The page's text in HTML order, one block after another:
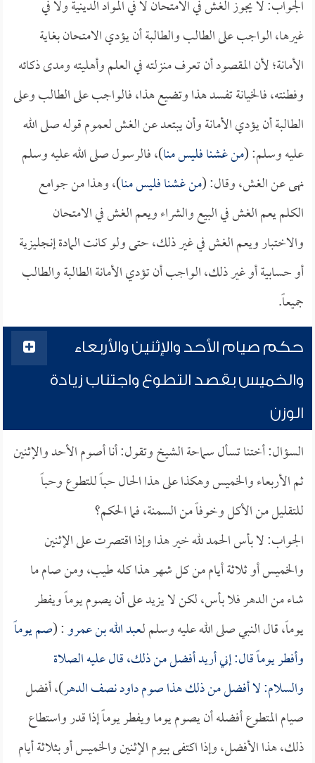
الجواب: لا يجوز الغش في الامتحان لا في المواد الدينية ولا في
غيرها، الواجب على الطالب والطالبة أن يؤدي الامتحان بغاية
الأمانة؛ لأن المقصود أن تعرف منزلته في العلم وأهليته ومدى ذكائه
وفطنته، فالخيانة تفسد هذا وتضيع هذا، فالواجب على الطالب وعلى
الطالبة أن يؤدي الأمانة وأن يبتعد عن الغش لعموم قوله صلى الله
عليه وسلم: (من غشنا فليس منا)، فالرسول صلى الله عليه وسلم
نهى عن الغش، وقال: (من غشنا فليس منا)، وهذا من جوامع
الكلم يعم الغش في البيع والشراء ويعم الغش في الامتحان
والاختبار ويعم الغش في غير ذلك، حتى ولو كانت المادة إنجليزية
أو حسابية أو غير ذلك، الواجب أن تؤدي الأمانة الطالبة والطالب
جميعاً.
حكم صيام الأحد والإثنين والأربعاء
والخميس بقصد التطوع واجتناب زيادة
الوزن
السؤال: أختنا تسأل سماحة الشيخ وتقول: أنا أصوم الأحد والإثنين
ثم الأربعاء والخميس وهكذا على هذا الحال حباً للتطوع وحباً
للتقليل من الأكل وخوفاً من السمنة، فما الحكم؟
الجواب: لا بأس الحمد لله خير هذا وإذا اقتصرت على الإثنين
والخميس أو ثلاثة أيام من كل شهر هذا كله طيب، ومن صام ما
شاء من الدهر فلا بأس، لكن لا يزيد على أن يصوم يوماً ويفطر
يوماً، قال النبي صلى الله عليه وسلم لـعبد الله بن عمرو: (صم يوماً
وأفطر يوماً قال: إني أريد أفضل من ذلك، قال عليه الصلاة
والسلام: لا أفضل من ذلك هذا صوم داود نصف الدهر)، أفضل
صيام المتطوع أفضله أن يصوم يوما ويفطر يوماً إذا قدر واستطاع
ذلك، هذا الأفضل، وإذا اكتفى بيوم الإثنين والخميس أو بثلاثة أيام